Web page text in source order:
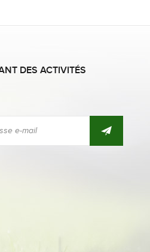
DES ACTIVITÉS